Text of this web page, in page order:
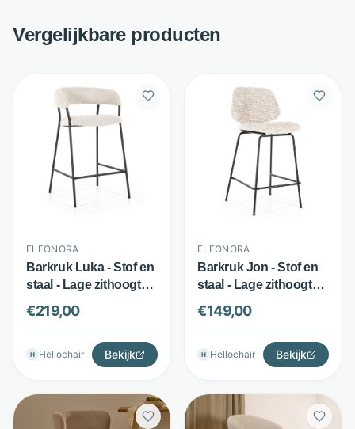
Vergelijkbare producten
ELEONORA
Barkruk Luka - Stof en
staal - Lage zithoogte
met voetensteun -
Beige - Eleonora
€219,00
H Hellochair Bekijk
ELEONORA
Barkruk Jon - Stof en
staal - Lage zithoogte
met voetensteun -
Beige - Eleonora
€149,00
H Hellochair Bekijk